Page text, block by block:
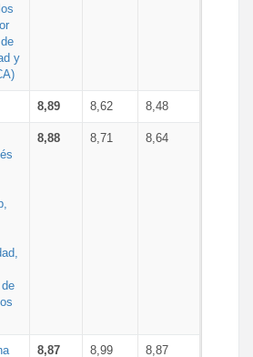
y
8,89 8,62 8,48
8,88 8,71 8,64
8,87 8,99 8,87